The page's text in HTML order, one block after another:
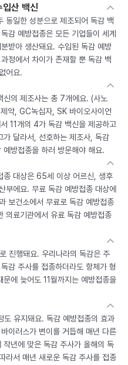
입산 백신
동일한 성분으로 제조되어 독감 백
감 예방접종은 모든 기업들이 세계
받아 생산돼요. 수입된 독감 예방
정에서 차이가 존재할 뿐 독감 백
어요.
신의 제조사는 총 7개에요. (사노
약, GC녹십자, SK 바이오사이언
11개의 4가 독감 백신을 제공하고
달라서, 선호하는 제조사, 독감
방접종을 하러 방문해야 해요.
종 대상은 65세 이상 어르신, 생후
에요. 무료 독감 예방접종 대상에
보건소에서 무료로 독감 예방접종
의료기관에서 유료 독감 예방접종
진행돼요. 우리나라의 독감은 주
감 주사를 접종하더라도 항체가 형
에 늦어도 11월까지는 예방접종을
유지돼요. 독감 예방접종의 효과
이러스가 변이를 거듭해 매년 다른
작년에 맞은 독감 주사가 올해의 독
라서 매년 새로운 독감 주사를 접종